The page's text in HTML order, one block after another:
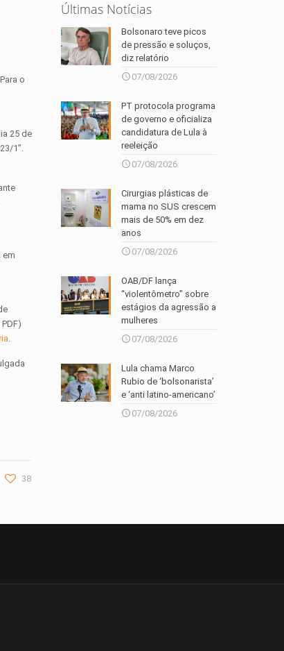
o
25 de
1”.
em
.
38
Últimas Notícias
Bolsonaro teve picos
de pressão e soluços,
diz relatório
07/08/2026
PT protocola programa
de governo e oficializa
candidatura de Lula à
reeleição
07/08/2026
Cirurgias plásticas de
mama no SUS crescem
mais de 50% em dez
anos
07/08/2026
OAB/DF lança
“violentômetro” sobre
estágios da agressão a
mulheres
07/08/2026
Lula chama Marco
Rubio de ‘bolsonarista’
e ‘anti latino-americano’
07/08/2026